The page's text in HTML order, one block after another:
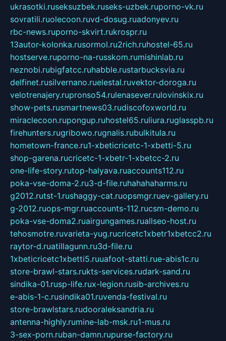
ukrasotki.ruseksuzbek.ruseks-uzbek.ruporno-vk.ru
sovratili.ruolecoon.ruvd-dosug.ruadonyev.ru
rbc-news.ruporno-skvirt.rukrospr.ru
13autor-kolonka.rusormol.ru2rich.ruhostel-65.ru
hostserve.ruporno-na-russkom.rumishinlab.ru
neznobi.rubigfatcc.ruhabble.rustarbucksvia.ru
delfinet.rusilvernano.ruelestal.ruvektor-doroga.ru
velotrenajery.rupronso54.rulenasever.rulovinskix.ru
show-pets.rusmartnews03.rudiscofoxworld.ru
miraclecoon.rupongup.ruhostel65.ruliura.ruglasspb.ru
firehunters.rugribowo.rugnalis.rubulkitula.ru
hometown-france.ru1-xbeticricetc-1-xbetti-5.ru
shop-garena.rucricetc-1-xbetr-1-xbetcc-2.ru
one-life-story.rutop-halyava.ruaccounts112.ru
poka-vse-doma-2.ru3-d-file.ruhahahaharms.ru
g2012.rutst-1.rushaggy-cat.ruopsmgr.ruev-gallery.ru
g-2012.ruops-mgr.ruaccounts-112.rucsm-demo.ru
poka-vse-doma2.ruairgungames.ruallseo-host.ru
tehosmotre.ruvarieta-yug.rucricetc1xbetr1xbetcc2.ru
raytor-d.ruatillagunn.ru3d-file.ru
1xbeticricetc1xbetti5.ruuafoot-statti.rue-abis1c.ru
store-brawl-stars.rukts-services.rudark-sand.ru
sindika-01.rusp-life.rux-legion.rusib-archives.ru
e-abis-1-c.rusindika01.ruvenda-festival.ru
store-brawlstars.rudooraleksandria.ru
antenna-highly.rumine-lab-msk.ru1-mus.ru
3-sex-porn.ruban-damn.rupurse-factory.ru